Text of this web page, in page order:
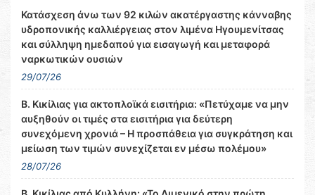
Κατάσχεση άνω των 92 κιλών ακατέργαστης κάνναβης
υδροπονικής καλλιέργειας στον λιμένα Ηγουμενίτσας
και σύλληψη ημεδαπού για εισαγωγή και μεταφορά
ναρκωτικών ουσιών
29/07/26
Β. Κικίλιας για ακτοπλοϊκά εισιτήρια: «Πετύχαμε να μην
αυξηθούν οι τιμές στα εισιτήρια για δεύτερη
συνεχόμενη χρονιά – Η προσπάθεια για συγκράτηση και
μείωση των τιμών συνεχίζεται εν μέσω πολέμου»
28/07/26